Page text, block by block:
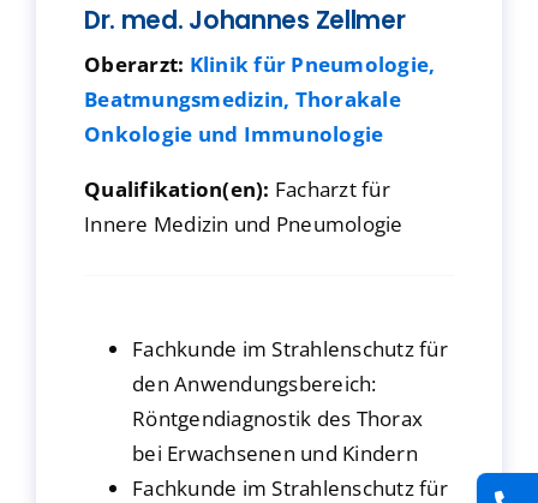
Kontakt
Karriere
Dr. med. Johannes Zellmer
Oberarzt: Klinik für Pneumologie,
Beatmungsmedizin, Thorakale
Onkologie und Immunologie
Qualifikation(en): Facharzt für
Innere Medizin und Pneumologie
Fachkunde im Strahlenschutz für
den Anwendungsbereich:
Röntgendiagnostik des Thorax
bei Erwachsenen und Kindern
Fachkunde im Strahlenschutz für